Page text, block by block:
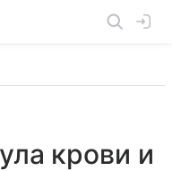
крови и